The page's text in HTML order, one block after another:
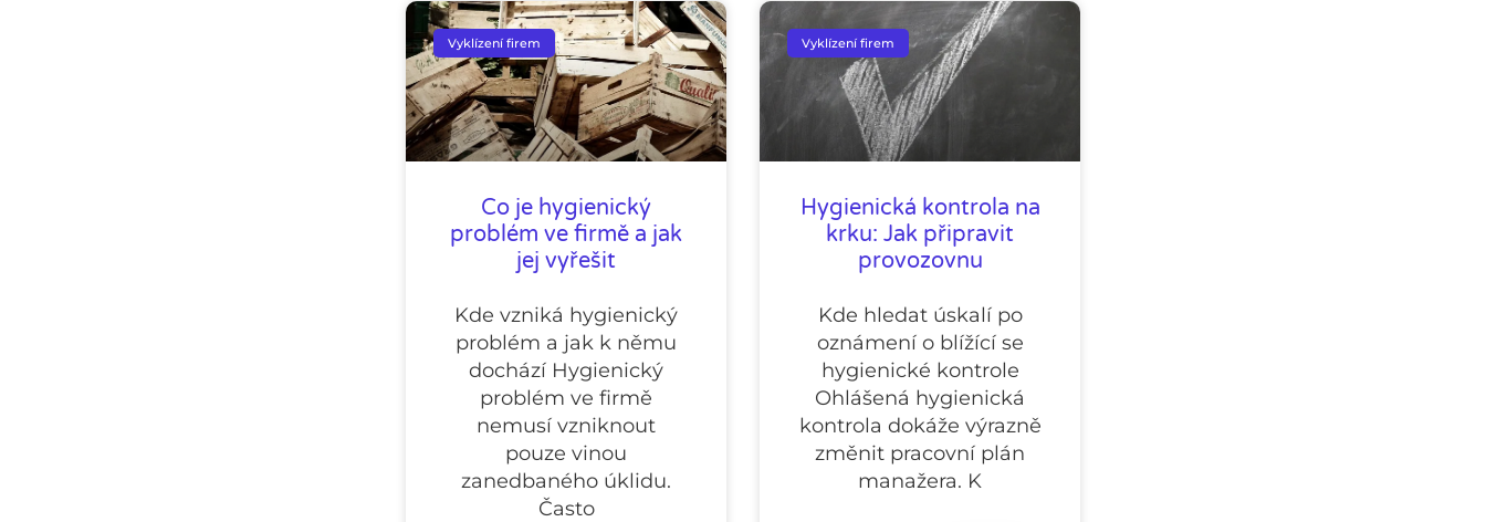
Vyklízení firem
Co je hygienický
problém ve firmě a jak
jej vyřešit
Kde vzniká hygienický
problém a jak k němu
dochází Hygienický
problém ve firmě
nemusí vzniknout
pouze vinou
zanedbaného úklidu.
Často
Vyklízení firem
Hygienická kontrola na
krku: Jak připravit
provozovnu
Kde hledat úskalí po
oznámení o blížící se
hygienické kontrole
Ohlášená hygienická
kontrola dokáže výrazně
změnit pracovní plán
manažera. K